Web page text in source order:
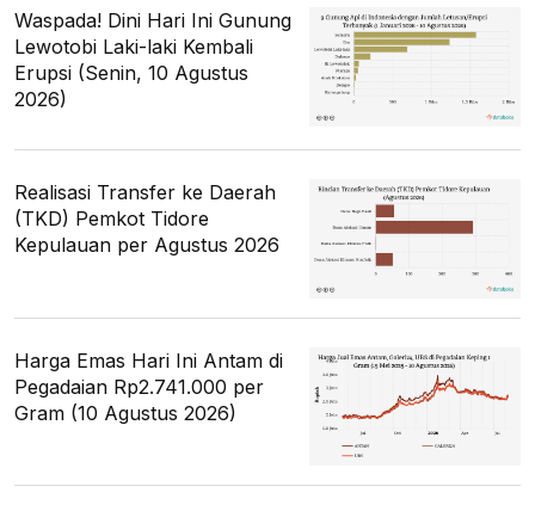
Waspada! Dini Hari Ini Gunung
Lewotobi Laki-laki Kembali
Erupsi (Senin, 10 Agustus
2026)
Realisasi Transfer ke Daerah
(TKD) Pemkot Tidore
Kepulauan per Agustus 2026
Harga Emas Hari Ini Antam di
Pegadaian Rp2.741.000 per
Gram (10 Agustus 2026)